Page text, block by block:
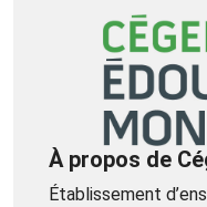
À propos de
Établissement